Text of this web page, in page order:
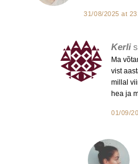
31/08/2025 at
Kerli
Ma
vist
millal
hea ja
01/09/